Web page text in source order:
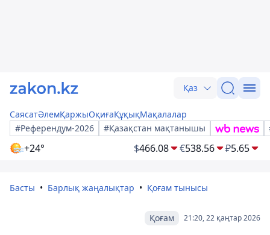
Қаз
СаясатӘлемҚаржыОқиғаҚұқықМақалалар
#Референдум-2026
#Қазақстан мақтанышы
+24° $466.08 €538.56 ₽5.65
Басты Барлық жаңалықтар Қоғам тынысы
21:20, 22 қаңтар 2026
Қоғам